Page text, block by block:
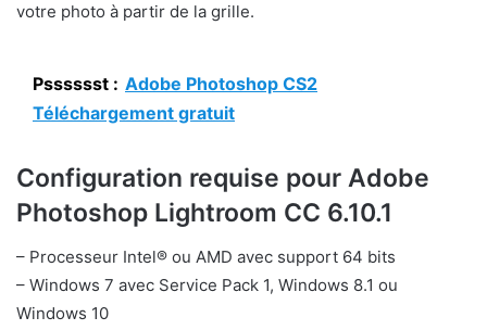
votre photo à partir de la grille.
Psssssst : Adobe Photoshop CS2
Téléchargement gratuit
Configuration requise pour Adobe
Photoshop Lightroom CC 6.10.1
– Processeur Intel® ou AMD avec support 64 bits
– Windows 7 avec Service Pack 1, Windows 8.1 ou
Windows 10